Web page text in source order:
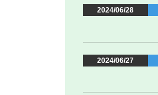
2024/06/28
2024/06/27